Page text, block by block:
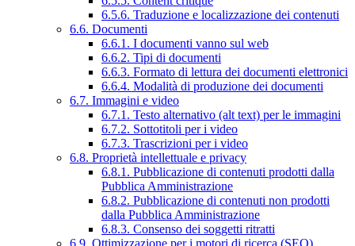
6.5.6. Traduzione e localizzazione dei contenuti
6.6. Documenti
6.6.1. I documenti vanno sul web
6.6.2. Tipi di documenti
6.6.3. Formato di lettura dei documenti elettronici
6.6.4. Modalità di produzione dei documenti
6.7. Immagini e video
6.7.1. Testo alternativo (alt text) per le immagini
6.7.2. Sottotitoli per i video
6.7.3. Trascrizioni per i video
6.8. Proprietà intellettuale e privacy
6.8.1. Pubblicazione di contenuti prodotti dalla
Pubblica Amministrazione
6.8.2. Pubblicazione di contenuti non prodotti
dalla Pubblica Amministrazione
6.8.3. Consenso dei soggetti ritratti
6.9. Ottimizzazione per i motori di ricerca (SEO)